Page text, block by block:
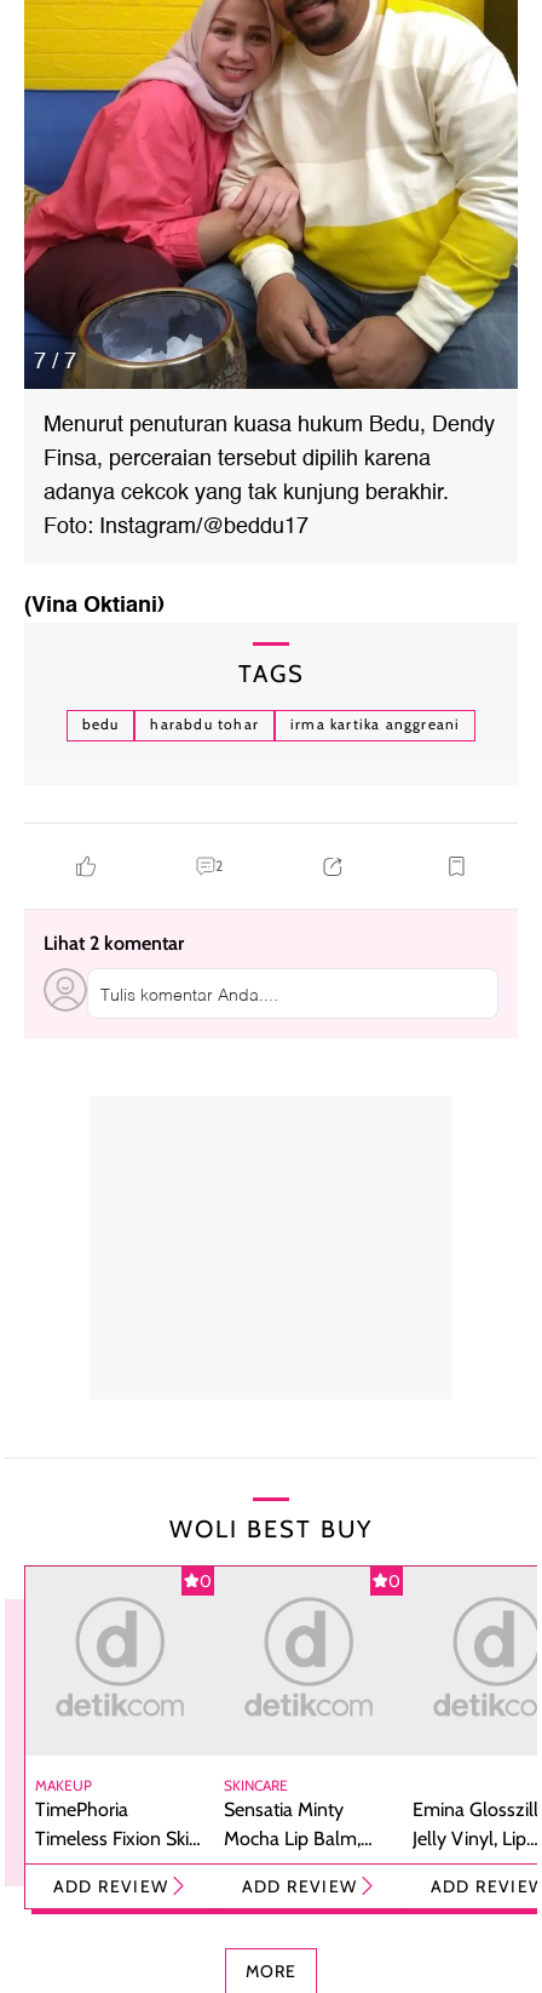
7 / 7
Menurut penuturan kuasa hukum Bedu, Dendy
Finsa, perceraian tersebut dipilih karena
adanya cekcok yang tak kunjung berakhir.
Foto: Instagram/@beddu17
(Vina Oktiani)
TAGS
bedu harabdu tohar irma kartika anggreani
2
Lihat 2 komentar
Tulis komentar Anda....
WOLI BEST BUY
0
MAKEUP
TimePhoria
Timeless Fixion Skin
Tint Stick,
Foundation dan
ADD REVIEW
0
SKINCARE
Sensatia Minty
Mocha Lip Balm,
Pelembap Bibir
dengan Aroma
ADD REVIEW
Emina
Jelly Vinyl, Lip
Cream Glossy
Ringan
ADD
MORE